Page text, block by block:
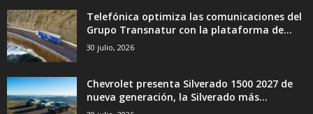
Telefónica optimiza las comunicaciones del
Grupo Transnatur con la plataforma de...
30 julio, 2026
Chevrolet presenta Silverado 1500 2027 de
nueva generación, la Silverado más...